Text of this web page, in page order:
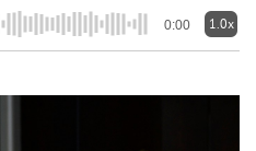
0:00 1.0x